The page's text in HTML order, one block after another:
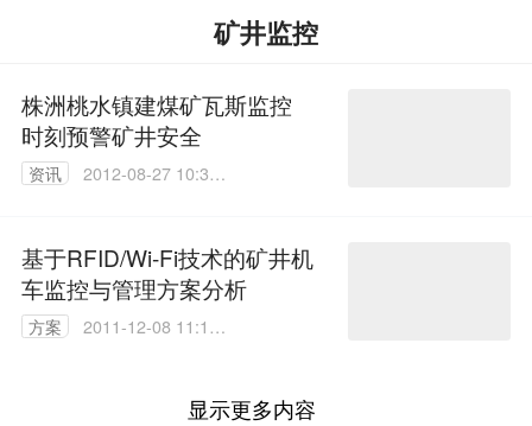
矿井监控
株洲桃水镇建煤矿瓦斯监控
时刻预警矿井安全
资讯
2012-08-27 10:31:
基于RFID/Wi-Fi技术的矿井机
车监控与管理方案分析
方案
2011-12-08 11:14:
显示更多内容